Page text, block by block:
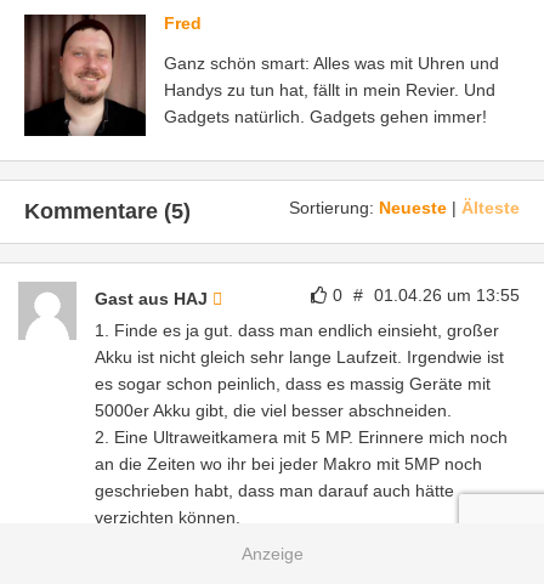
Fred
Ganz schön smart: Alles was mit Uhren und
Handys zu tun hat, fällt in mein Revier. Und
Gadgets natürlich. Gadgets gehen immer!
Sortierung: Neueste | Älteste
Kommentare (5)
0 # 01.04.26 um 13:55
Gast aus HAJ
1. Finde es ja gut. dass man endlich einsieht, großer
Akku ist nicht gleich sehr lange Laufzeit. Irgendwie ist
es sogar schon peinlich, dass es massig Geräte mit
5000er Akku gibt, die viel besser abschneiden.
2. Eine Ultraweitkamera mit 5 MP. Erinnere mich noch
an die Zeiten wo ihr bei jeder Makro mit 5MP noch
geschrieben habt, dass man darauf auch hätte
verzichten können.
Dabei finde ich, mit 5MP Makros reicht es oft aus, aber